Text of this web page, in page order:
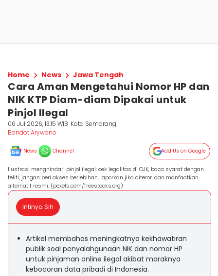
Home News Jawa Tengah
Cara Aman Mengetahui Nomor HP dan
NIK KTP Diam-diam Dipakai untuk
Pinjol Ilegal
06 Jul 2026, 13:15 WIB Kota Semarang
Bandot Arywono
News Channel Add Us on Google
Ilustrasi menghindari pinjol ilegal: cek legalitas di OJK, baca syarat dengan
teliti, jangan beri akses berlebihan, laporkan jika diteror, dan manfaatkan
alternatif resmi. (pexels.com/freestocks.org)
Intinya Sih
Artikel membahas meningkatnya kekhawatiran
publik soal penyalahgunaan NIK dan nomor HP
untuk pinjaman online ilegal akibat maraknya
kebocoran data pribadi di Indonesia.